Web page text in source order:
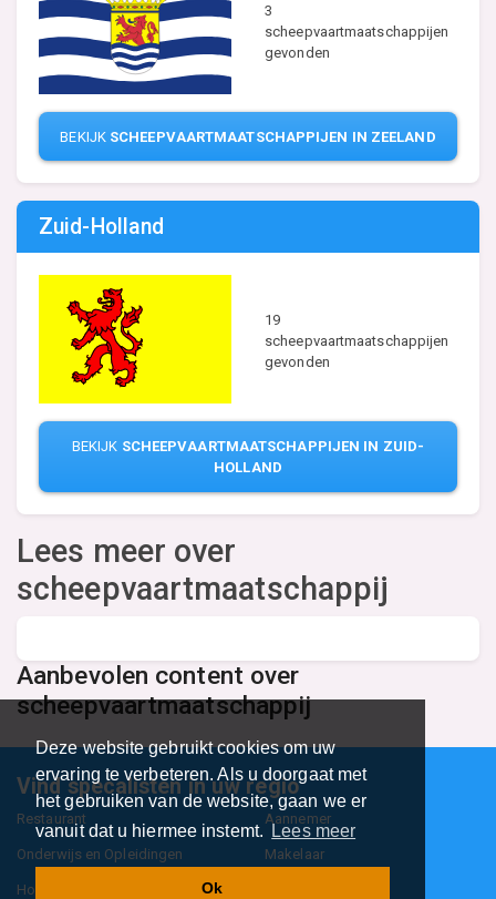
Deze website gebruikt cookies om uw
ervaring te verbeteren. Als u doorgaat met
het gebruiken van de website, gaan we er
vanuit dat u hiermee instemt.
Lees meer
Ok
3
scheepvaartmaatschappijen
gevonden
BEKIJK SCHEEPVAARTMAATSCHAPPIJEN IN ZEELAND
Zuid-Holland
19
scheepvaartmaatschappijen
gevonden
BEKIJK SCHEEPVAARTMAATSCHAPPIJEN IN ZUID-
HOLLAND
Lees meer over
scheepvaartmaatschappij
Aanbevolen content over
scheepvaartmaatschappij
Vind specalisten in uw regio
Restaurant Aannemer
Onderwijs en Opleidingen Makelaar
Hovenier